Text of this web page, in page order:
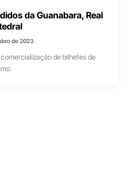
da Guanabara, Real
de 2023
de bilhetes de